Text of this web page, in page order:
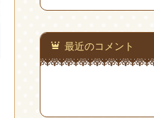
最近のコメント